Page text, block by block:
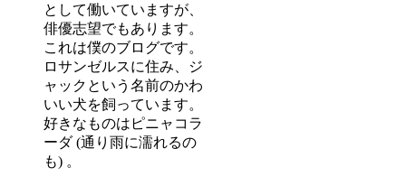
として働いていますが、
俳優志望でもあります。
これは僕のブログです。
ロサンゼルスに住み、ジ
ャックという名前のかわ
いい犬を飼っています。
好きなものはピニャコラ
ーダ (通り雨に濡れるの
も) 。